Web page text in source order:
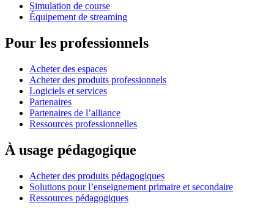
Simulation de course
Équipement de streaming
Pour les professionnels
Acheter des espaces
Acheter des produits professionnels
Logiciels et services
Partenaires
Partenaires de l’alliance
Ressources professionnelles
À usage pédagogique
Acheter des produits pédagogiques
Solutions pour l’enseignement primaire et secondaire
Ressources pédagogiques